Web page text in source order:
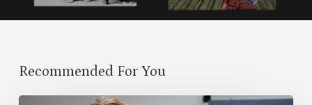
Recommended For You